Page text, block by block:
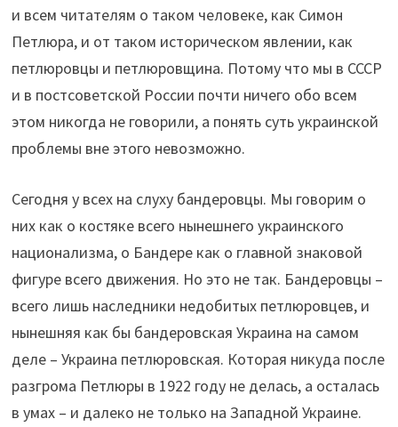
и всем читателям о таком человеке, как Симон
Петлюра, и от таком историческом явлении, как
петлюровцы и петлюровщина. Потому что мы в СССР
и в постсоветской России почти ничего обо всем
этом никогда не говорили, а понять суть украинской
проблемы вне этого невозможно.
Сегодня у всех на слуху бандеровцы. Мы говорим о
них как о костяке всего нынешнего украинского
национализма, о Бандере как о главной знаковой
фигуре всего движения. Но это не так. Бандеровцы –
всего лишь наследники недобитых петлюровцев, и
нынешняя как бы бандеровская Украина на самом
деле – Украина петлюровская. Которая никуда после
разгрома Петлюры в 1922 году не делась, а осталась
в умах – и далеко не только на Западной Украине.